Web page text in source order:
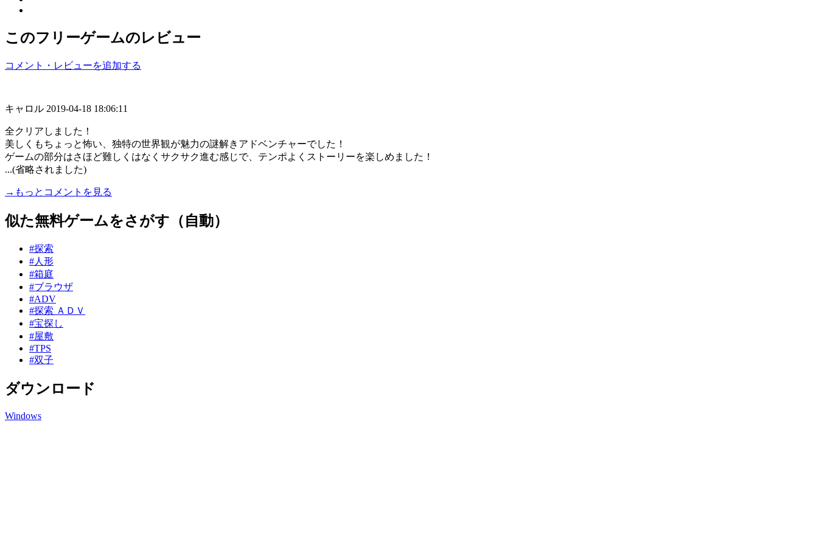
このフリーゲームのレビュー
コメント・レビューを追加する
キャロル 2019-04-18 18:06:11
全クリアしました！
美しくもちょっと怖い、独特の世界観が魅力の謎解きアドベンチャーでした！
ゲームの部分はさほど難しくはなくサクサク進む感じで、テンポよくストーリーを楽しめました！
...(省略されました)
→もっとコメントを見る
似た無料ゲームをさがす（自動）
#探索
#人形
#箱庭
#ブラウザ
#ADV
#探索 ＡＤＶ
#宝探し
#屋敷
#TPS
#双子
ダウンロード
Windows